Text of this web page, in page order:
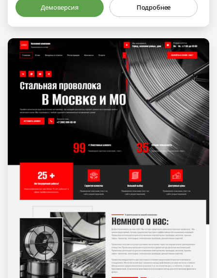
Демоверсия Подробнее